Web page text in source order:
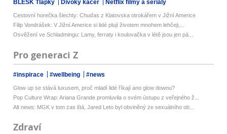
BLESK Tlapky Divoký kačer Netflix filmy a seriály
Cestovní horečka šlechty: Chuďas z Klatovska otrokářem v Jižní Americe
Filip Vondrášek: V Jižní Americe si lidé plují životem mnohem lehčeji,...
Osvěžení ve Schladmingu: Lamy, ferraty i koulovačka v létě jsou jen pá...
Pro generaci Z
#inspirace #wellbeing #news
Glow up se stává luxusem, proč mladí lidé říkají ano glow downu?
Pop Culture Wrap: Ariana Grande promluvila o svém ústupu z veřejného ž...
Alt news: MGK v tom zas lítá, Jared Leto byl obviněný ze sexuálního ob...
Zdraví